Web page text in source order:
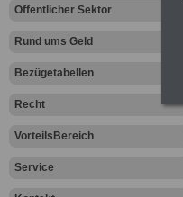
Öffentlicher Sektor
Rund ums Geld
Bezügetabellen
Recht
VorteilsBereich
Service